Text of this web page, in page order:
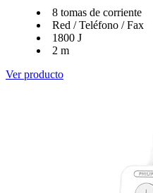
8 tomas de corriente
Red / Teléfono / Fax
1800 J
2 m
Ver producto